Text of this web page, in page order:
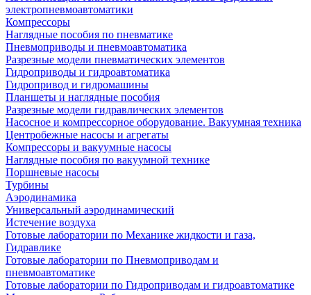
электропневмоавтоматики
Компрессоры
Наглядные пособия по пневматике
Пневмоприводы и пневмоавтоматика
Разрезные модели пневматических элементов
Гидроприводы и гидроавтоматика
Гидропривод и гидромашины
Планшеты и наглядные пособия
Разрезные модели гидравлических элементов
Насосное и компрессорное оборудование. Вакуумная техника
Центробежные насосы и агрегаты
Компрессоры и вакуумные насосы
Наглядные пособия по вакуумной технике
Поршневые насосы
Турбины
Аэродинамика
Универсальный аэродинамический
Истечение воздуха
Готовые лаборатории по Механике жидкости и газа,
Гидравлике
Готовые лаборатории по Пневмоприводам и
пневмоавтоматике
Готовые лаборатории по Гидроприводам и гидроавтоматике